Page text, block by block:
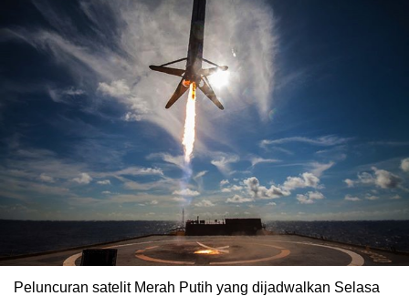
Peluncuran satelit Merah Putih yang dijadwalkan Selasa